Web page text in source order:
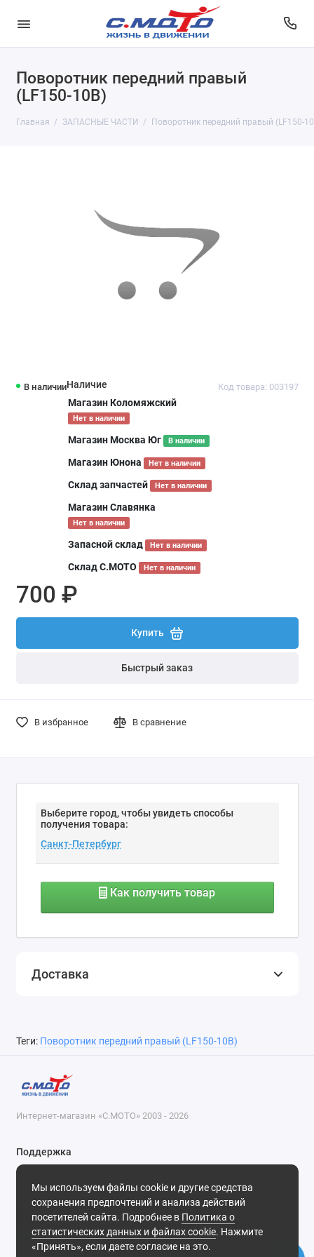
Поворотник передний правый
(LF150-10B)
Главная ЗАПАСНЫЕ ЧАСТИ Поворотник передний правый (LF150-
В наличии Код товара: 003197
Наличие
Магазин Коломяжский
Нет в наличии
Магазин Москва Юг В наличии
Магазин Юнона Нет в наличии
Склад запчастей Нет в наличии
Магазин Славянка
Нет в наличии
Запасной склад Нет в наличии
Склад С.МОТО Нет в наличии
700 ₽
Купить
Быстрый заказ
В избранное В сравнение
Выберите город, чтобы увидеть способы
получения товара:
Как получить товар
Доставка
Теги: Поворотник передний правый (LF150-10B)
Мы используем файлы cookie и другие средства
сохранения предпочтений и анализа действий
посетителей сайта. Подробнее в Политика о
статистических данных и файлах cookie. Нажмите
«Принять», если даете согласие на это.
Интернет-магазин «С.МОТО» 2003 - 2026
Поддержка
8-800-55-00-327
Будни, с 09-30 до 18-30
Мы в сети